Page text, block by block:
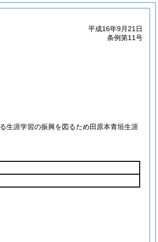
平成16年9月21日
条例第11号
生涯学習の振興を図るため田原本青垣生涯